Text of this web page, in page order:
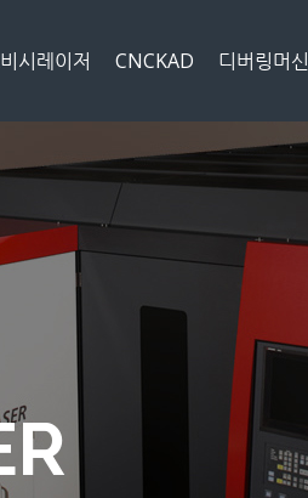
시레이저 CNCKAD 디버링머신